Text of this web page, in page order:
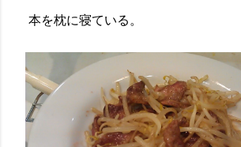
本を枕に寝ている。